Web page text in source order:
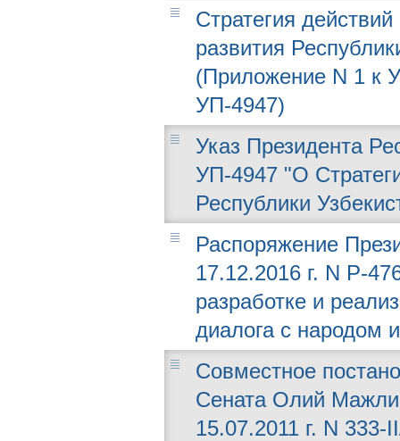
Стратегия
развития
(Приложение N 1 к
УП-4947)
Указ Президента
УП-4947 "О
Республики
Распоряжение
17.12.2016 г. N Р-
разработке и
диалога с народом
Совместное
Сената Олий
15.07.2011 г. N